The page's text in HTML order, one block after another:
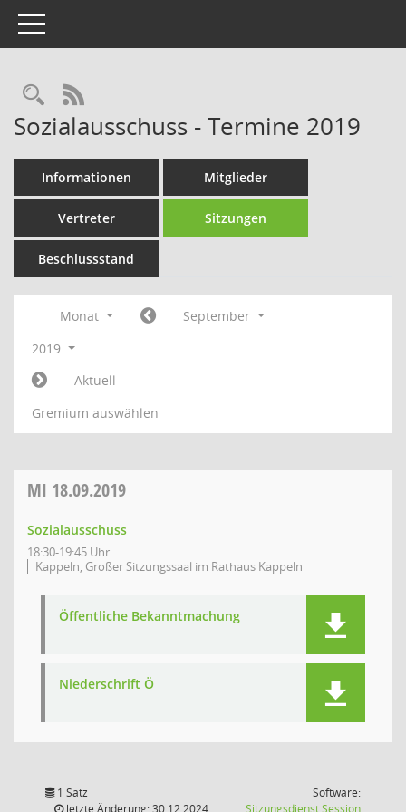
Toggle navigation
Rechercheauswahl
RSS-Feed
Sozialausschuss - Termine 2019
Informationen Mitglieder
Vertreter Sitzungen
Beschlussstand
Monat
September
2019
Aktuell
Gremium auswählen
MI 18.09.2019
Sozialausschuss
18:30-19:45 Uhr
Kappeln, Großer Sitzungssaal im Rathaus Kappeln
Öffentliche Bekanntmachung
Niederschrift Ö
1 Satz
letzte Änderung: 30.12.2024
Software:
SitzungsdienstSession(Wird in